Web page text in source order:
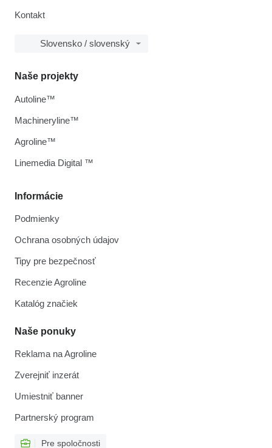
Kontakt
Slovensko / slovenský
Informácie
Podmienky
Ochrana osobných údajov
Tipy pre bezpečnosť
Recenzie Agroline
Katalóg značiek
Naše ponuky
Reklama na Agroline
Zverejniť inzerát
Umiestniť banner
Partnerský program
Pre spoločnosti
Naše projekty
Autoline™
Machineryline™
Agroline™
Linemedia Digital ™